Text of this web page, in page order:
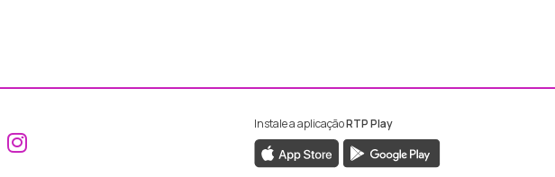
Aceder ao Facebook da RTP Madeira
Aceder ao Instagram da RTP Madeira
Instale a aplicaçãoRTP Play